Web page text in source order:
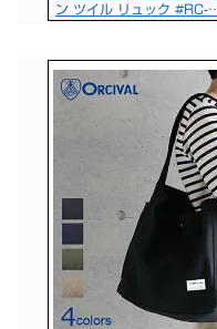
ン ツイル リュック #RC-